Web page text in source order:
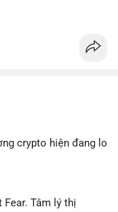
nhất!
crypto hiện đang lo
Fear. Tâm lý thị